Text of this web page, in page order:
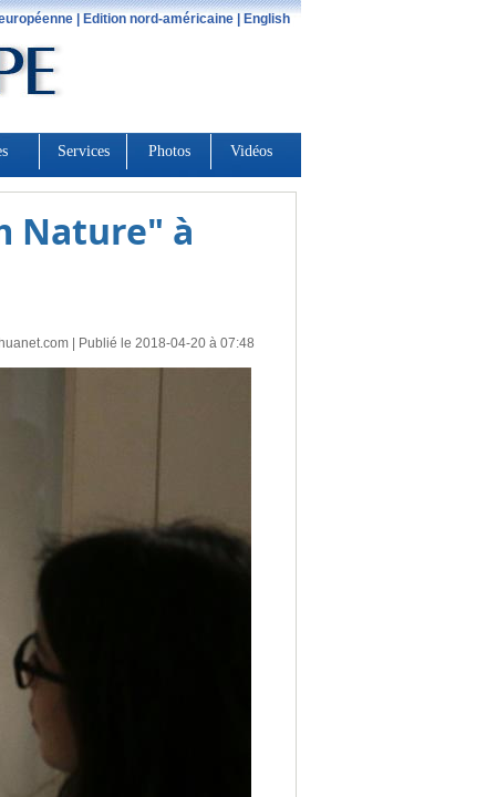
Nature" à
| Publié le 2018-04-20 à 07:48